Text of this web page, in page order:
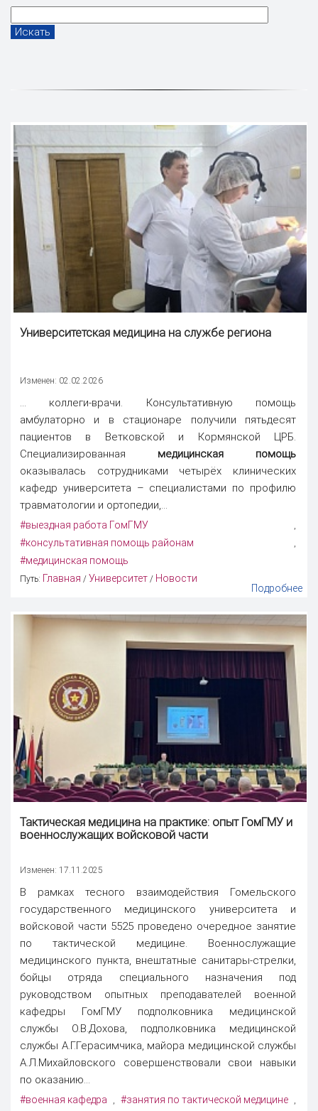
Университетская медицина на службе региона
Изменен: 02.02.2026
... коллеги-врачи. Консультативную помощь
амбулаторно и в стационаре получили пятьдесят
пациентов в Ветковской и Кормянской ЦРБ.
Специализированная медицинская помощь
оказывалась сотрудниками четырёх клинических
кафедр университета – специалистами по профилю
травматологии и ортопедии,...
#выездная работа ГомГМУ ,
#консультативная помощь районам ,
#медицинская помощь
Путь: Главная / Университет / Новости
Подробнее
Тактическая медицина на практике: опыт ГомГМУ и
военнослужащих войсковой части
Изменен: 17.11.2025
В рамках тесного взаимодействия Гомельского
государственного медицинского университета и
войсковой части 5525 проведено очередное занятие
по тактической медицине. Военнослужащие
медицинского пункта, внештатные санитары-стрелки,
бойцы отряда специального назначения под
руководством опытных преподавателей военной
кафедры ГомГМУ подполковника медицинской
службы О.В.Дохова, подполковника медицинской
службы А.Г.Герасимчика, майора медицинской службы
А.Л.Михайловского совершенствовали свои навыки
по оказанию...
#военная кафедра , #занятия по тактической медицине ,